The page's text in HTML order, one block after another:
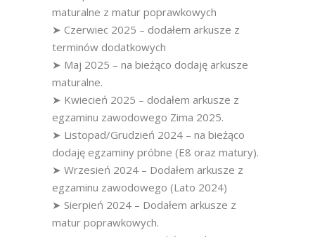
maturalne z matur poprawkowych
➤ Czerwiec 2025 – dodałem arkusze z
terminów dodatkowych
➤ Maj 2025 – na bieżąco dodaję arkusze
maturalne.
➤ Kwiecień 2025 – dodałem arkusze z
egzaminu zawodowego Zima 2025.
➤ Listopad/Grudzień 2024 – na bieżąco
dodaję egzaminy próbne (E8 oraz matury).
➤ Wrzesień 2024 – Dodałem arkusze z
egzaminu zawodowego (Lato 2024)
➤ Sierpień 2024 – Dodałem arkusze z
matur poprawkowych.